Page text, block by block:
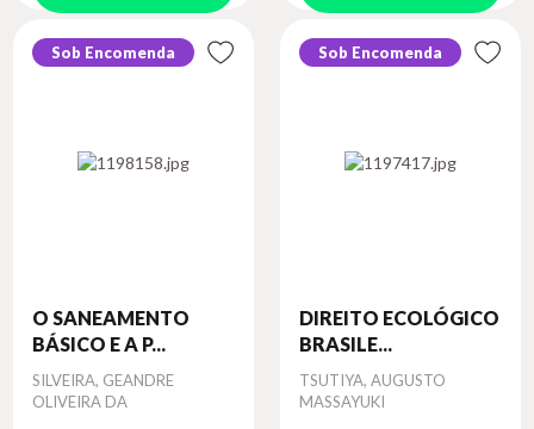
Sob Encomenda
O SANEAMENTO
BÁSICO E A P...
Autor
SILVEIRA, GEANDRE
OLIVEIRA DA
Sob Encomenda
DIREITO ECOLÓGICO
BRASILE...
Autor
TSUTIYA, AUGUSTO
MASSAYUKI